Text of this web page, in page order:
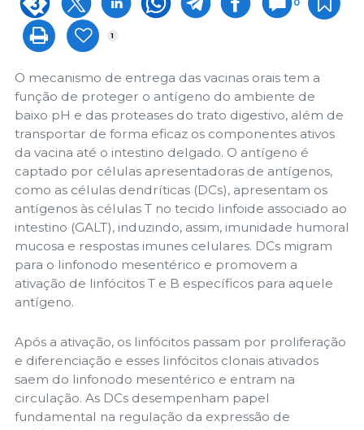
0
1
O mecanismo de entrega das vacinas orais tem a
função de proteger o antígeno do ambiente de
baixo pH e das proteases do trato digestivo, além de
transportar de forma eficaz os componentes ativos
da vacina até o intestino delgado. O antígeno é
captado por células apresentadoras de antígenos,
como as células dendríticas (DCs), apresentam os
antígenos às células T no tecido linfoide associado ao
intestino (GALT), induzindo, assim, imunidade humoral
mucosa e respostas imunes celulares. DCs migram
para o linfonodo mesentérico e promovem a
ativação de linfócitos T e B específicos para aquele
antígeno.
Após a ativação, os linfócitos passam por proliferação
e diferenciação e esses linfócitos clonais ativados
saem do linfonodo mesentérico e entram na
circulação. As DCs desempenham papel
fundamental na regulação da expressão de